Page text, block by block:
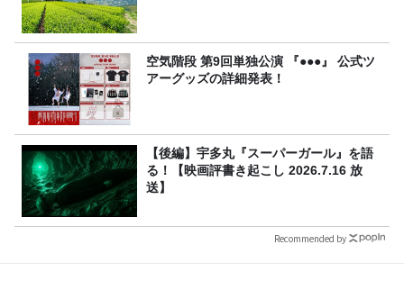
空気階段 第9回単独公演 『●●●』 公式ツ
アーグッズの詳細発表！
【後編】宇多丸『スーパーガール』を語
る！【映画評書き起こし 2026.7.16 放
送】
Recommended by